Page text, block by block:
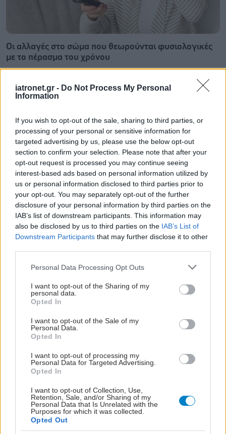
iatronet.gr - Do Not Process My Personal
Information
If you wish to opt-out of the sale, sharing to third parties, or
processing of your personal or sensitive information for
targeted advertising by us, please use the below opt-out
section to confirm your selection. Please note that after your
opt-out request is processed you may continue seeing
interest-based ads based on personal information utilized by
us or personal information disclosed to third parties prior to
your opt-out. You may separately opt-out of the further
disclosure of your personal information by third parties on the
IAB’s list of downstream participants. This information may
also be disclosed by us to third parties on the IAB’s List of
Downstream Participants that may further disclose it to other
Please note that this website/app uses one or more Google
not limited to your visit or usage behaviour. You may click to
grant or deny consent to Google and its third-party tags to
use your data for below specified purposes in below Google
consent section.
Personal Data Processing Opt Outs
I want to opt-out of the Sharing of my
personal data.
Opted In
I want to opt-out of the Sale of my
Personal Data.
Opted In
I want to opt-out of processing my
Personal Data for Targeted Advertising.
Opted In
I want to opt-out of Collection, Use,
Retention, Sale, and/or Sharing of my
Personal Data that Is Unrelated with the
Purposes for which it was collected.
Opted Out
Οι αλλαγές στο σώμα που θεωρούνται φυσιολογικές
με το πέρασμα του χρόνου
Η αποφυγή 3 παραγόντων κινδύνου στη μέση ηλικία
προσθέτει 13 χρόνια χωρίς άνοια [μελέτη]
Για υγιή οστά προτιμότερο είναι το ποδόσφαιρο
έναντι του περπατήματος [μελέτη]